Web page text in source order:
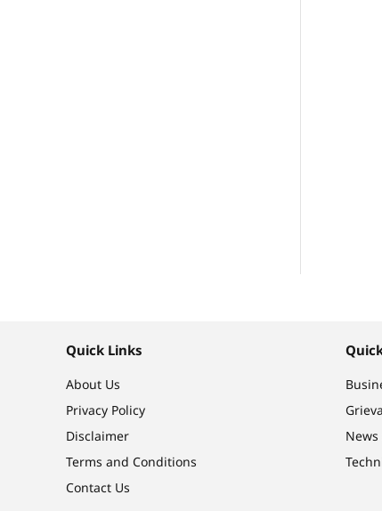
Quick Links
About Us
Privacy Policy
Disclaimer
Terms and Conditions
Contact Us